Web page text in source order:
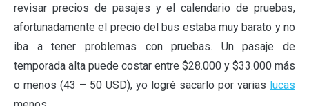
revisar precios de pasajes y el calendario de pruebas,
afortunadamente el precio del bus estaba muy barato y no
iba a tener problemas con pruebas. Un pasaje de
temporada alta puede costar entre $28.000 y $33.000 más
o menos (43 – 50 USD), yo logré sacarlo por varias lucas